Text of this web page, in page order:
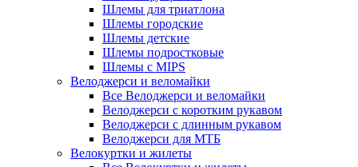
Шлемы для триатлона
Шлемы городские
Шлемы детские
Шлемы подростковые
Шлемы с MIPS
Велоджерси и веломайки
Все Велоджерси и веломайки
Велоджерси с коротким рукавом
Велоджерси с длинным рукавом
Велоджерси для МТБ
Велокуртки и жилеты